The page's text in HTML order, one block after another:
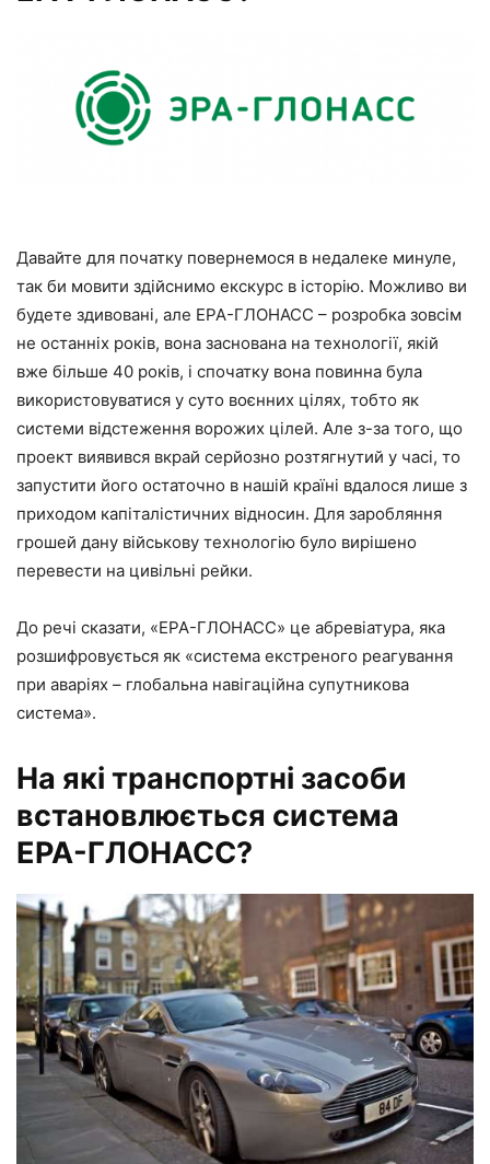
Давайте для початку повернемося в недалеке минуле,
так би мовити здійснимо екскурс в історію. Можливо ви
будете здивовані, але ЕРА-ГЛОНАСС – розробка зовсім
не останніх років, вона заснована на технології, якій
вже більше 40 років, і спочатку вона повинна була
використовуватися у суто воєнних цілях, тобто як
системи відстеження ворожих цілей. Але з-за того, що
проект виявився вкрай серйозно розтягнутий у часі, то
запустити його остаточно в нашій країні вдалося лише з
приходом капіталістичних відносин. Для заробляння
грошей дану військову технологію було вирішено
перевести на цивільні рейки.
До речі сказати, «ЕРА-ГЛОНАСС» це абревіатура, яка
розшифровується як «система екстреного реагування
при аваріях – глобальна навігаційна супутникова
система».
На які транспортні засоби
встановлюється система
ЕРА-ГЛОНАСС?